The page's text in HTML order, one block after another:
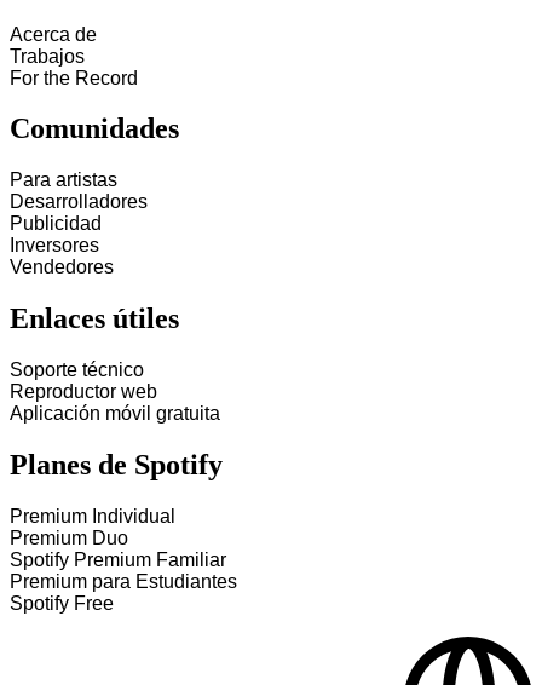
Acerca de
Trabajos
For the Record
Comunidades
Para artistas
Desarrolladores
Publicidad
Inversores
Vendedores
Enlaces útiles
Soporte técnico
Reproductor web
Aplicación móvil gratuita
Planes de Spotify
Premium Individual
Premium Duo
Spotify Premium Familiar
Premium para Estudiantes
Spotify Free